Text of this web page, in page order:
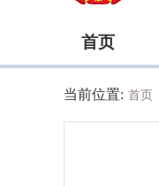
首页
当前位置: 首页